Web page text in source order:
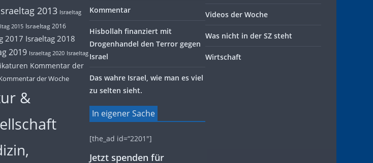
2013 Israeltag
2015 Israeltag 2016
2017 Israeltag 2018
2019 Israeltag 2020 Israeltag
Kommentar der
der Woche
&
Kommentar
Hisbollah finanziert mit
Drogenhandel den Terror gegen
Israel
Das wahre Israel, wie man es viel
zu selten sieht.
In eigener Sache
[the_ad id=“2201″]
Jetzt spenden für
Videos der Woche
Was nicht in der SZ steht
Wirtschaft